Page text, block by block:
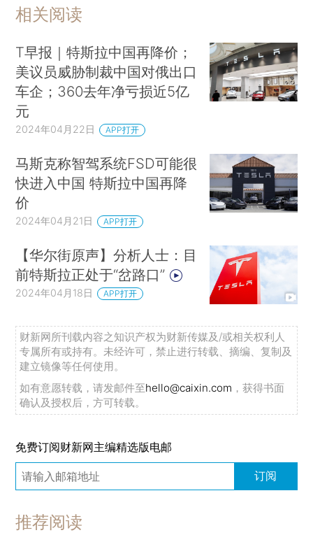
相关阅读
T早报｜特斯拉中国再降价；
美议员威胁制裁中国对俄出口
车企；360去年净亏损近5亿
元
2024年04月22日 APP打开
马斯克称智驾系统FSD可能很
快进入中国 特斯拉中国再降
价
2024年04月21日 APP打开
【华尔街原声】分析人士：目
前特斯拉正处于“岔路口”
2024年04月18日 APP打开
财新网所刊载内容之知识产权为财新传媒及/或相关权利人
专属所有或持有。未经许可，禁止进行转载、摘编、复制及
建立镜像等任何使用。
如有意愿转载，请发邮件至hello@caixin.com ，获得书面
确认及授权后，方可转载。
免费订阅财新网主编精选版电邮
订阅
推荐阅读